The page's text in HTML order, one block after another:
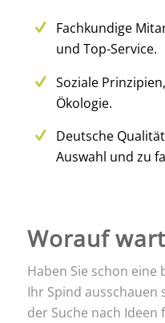
Fachkundige
und Top-Service.
Soziale
Ökologie.
Deutsche
Auswahl und zu
Worauf
Haben Sie schon
Ihr Spind ausschauen
der Suche nach Ideen